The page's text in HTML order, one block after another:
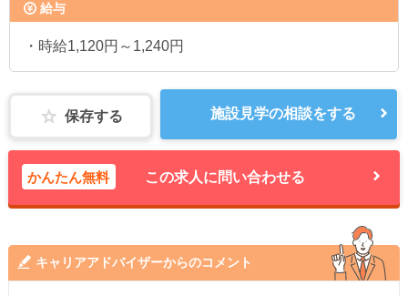
給与
・時給1,120円～1,240円
保存する 施設見学の相談をする
かんたん無料 この求人に問い合わせる
キャリアアドバイザーからのコメント